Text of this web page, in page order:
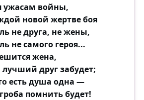
ужасам войны,
новой жертве боя
не друга, не жены,
не самого героя...
жена,
лучший друг забудет;
есть душа одна —
помнить будет!